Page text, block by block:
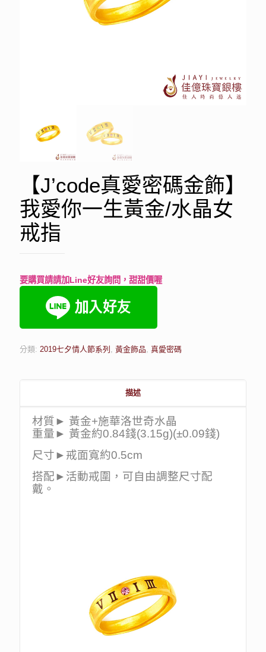
【J’code真愛密碼金飾】
我愛你一生黃金/水晶女
戒指
要購買請請加Line好友詢問，甜甜價喔
分類: 2019七夕情人節系列 , 黃金飾品, 真愛密碼
描述
材質► 黃金+施華洛世奇水晶
重量► 黃金約0.84錢(3.15g)(±0.09錢)
尺寸►戒面寬約0.5cm
搭配►活動戒圍，可自由調整尺寸配
戴。